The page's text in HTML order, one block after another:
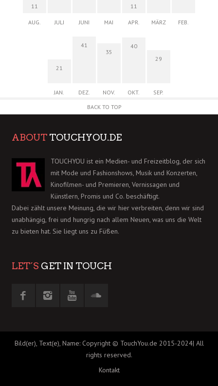
11
AUG. JULI JUNI MAI
11
APR. MÄRZ FEB.
21
JAN.
41
DEZ.
35
NOV.
40
OKT.
29
SEP.
BACK TO TOP
ABOUT TOUCHYOU.DE
TOUCHYOU ist ein Medien- und Freizeitblog, der sich
mit Mode und Fashionshows, Musik und Konzerten,
Kinofilmen- und Premieren, Vernissagen und
Künstlern, Promis und Co. beschäftigt.
Dabei zählt unsere Meinung, die wir hier verbreiten, denn wir sind
unabhängig, frei und hungrig nach allem Neuen, was uns die Welt
zu bieten hat. Sie liegt uns zu Füßen.
LET´S GET IN TOUCH
Bild(er), Text(e), Name: Copyright © TouchYou.de 2015-2024| All
rights reserved.
Kontakt